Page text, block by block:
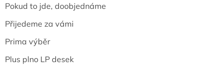
Pokud to jde, doobjednáme
Přijedeme za vámi
Prima výběr
Plus plno LP desek